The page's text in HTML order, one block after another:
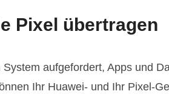
Pixel übertragen
aufgefordert, Apps und
Ihr Huawei- und Ihr Pixel-